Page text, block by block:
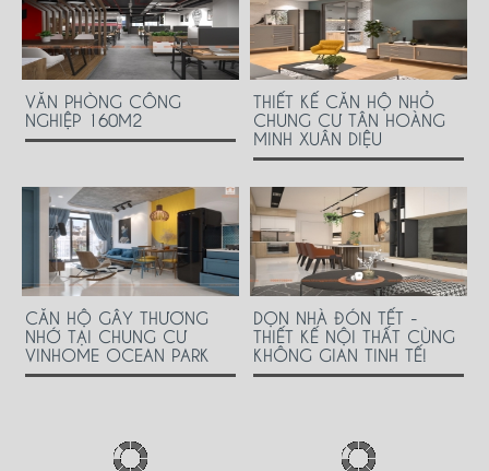
VĂN PHÒNG CÔNG
NGHIỆP 160M2
THIẾT KẾ CĂN HỘ NHỎ
CHUNG CƯ TÂN HOÀNG
MINH XUÂN DIỆU
CĂN HỘ GÂY THƯƠNG
NHỚ TẠI CHUNG CƯ
VINHOME OCEAN PARK
DỌN NHÀ ĐÓN TẾT -
THIẾT KẾ NỘI THẤT CÙNG
KHÔNG GIAN TINH TẾ!